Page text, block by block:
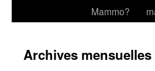
Mammo?
Archives mensuelles